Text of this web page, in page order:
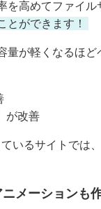
高めてファイ
とができます！
が軽くなるほ
が改善
いるサイトでは
メーションも